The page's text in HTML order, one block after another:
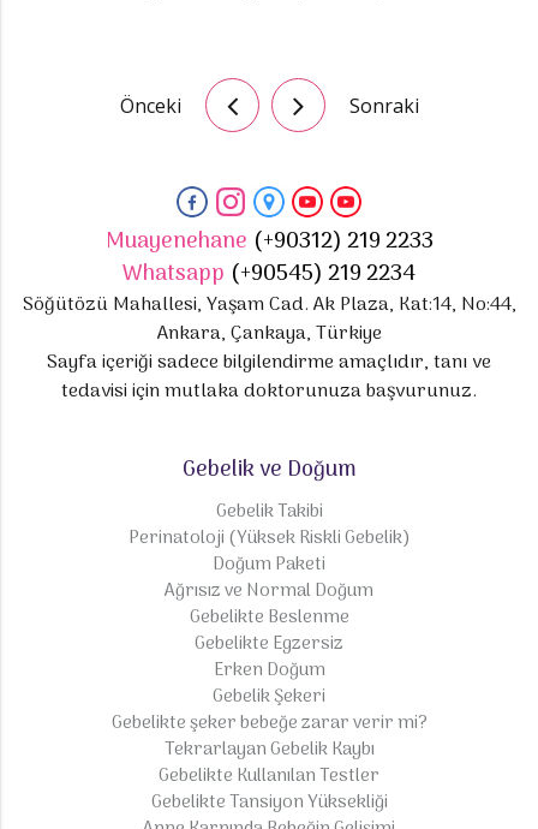
Önceki Sonraki
Muayenehane (+90312) 219 2233
Whatsapp (+90545) 219 2234
Söğütözü Mahallesi, Yaşam Cad. Ak Plaza, Kat:14, No:44,
Ankara, Çankaya, Türkiye
Sayfa içeriği sadece bilgilendirme amaçlıdır, tanı ve
tedavisi için mutlaka doktorunuza başvurunuz.
Gebelik ve Doğum
Gebelik Takibi
Perinatoloji (Yüksek Riskli Gebelik)
Doğum Paketi
Ağrısız ve Normal Doğum
Gebelikte Beslenme
Gebelikte Egzersiz
Erken Doğum
Gebelik Şekeri
Gebelikte şeker bebeğe zarar verir mi?
Tekrarlayan Gebelik Kaybı
Gebelikte Kullanılan Testler
Gebelikte Tansiyon Yüksekliği